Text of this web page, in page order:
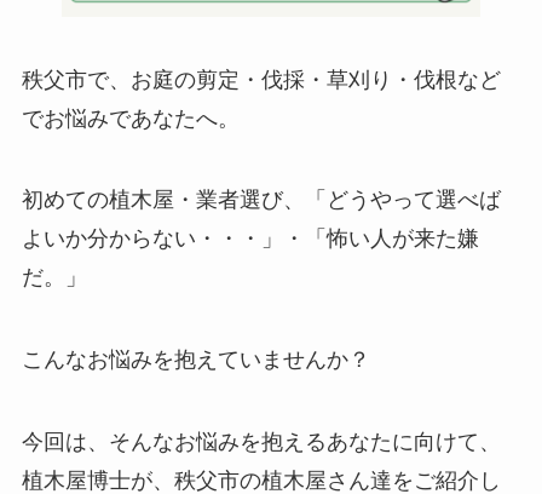
秩父市で、お庭の剪定・伐採・草刈り・伐根など
でお悩みであなたへ。
初めての植木屋・業者選び、「どうやって選べば
よいか分からない・・・」・「怖い人が来た嫌
だ。」
こんなお悩みを抱えていませんか？
今回は、そんなお悩みを抱えるあなたに向けて、
植木屋博士が、秩父市の植木屋さん達をご紹介し